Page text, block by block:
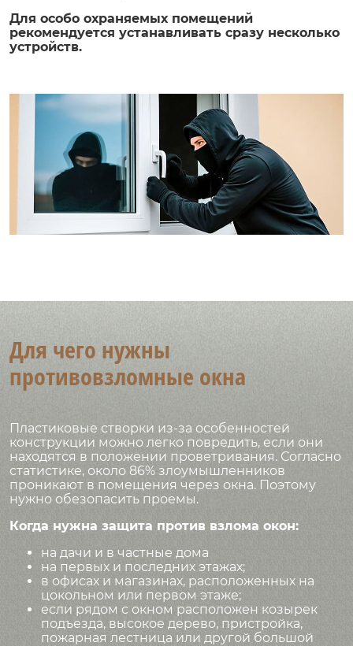
Для особо охраняемых помещений
рекомендуется устанавливать сразу несколько
устройств.
Для чего нужны
противовзломные окна
Пластиковые створки из-за особенностей
конструкции можно легко повредить, если они
находятся в положении проветривания. Согласно
статистике, около 86% злоумышленников
проникают в помещения через окна. Поэтому
нужно обезопасить проемы.
Когда нужна защита против взлома окон:
на дачи и в частные дома
на первых и последних этажах;
в офисах и магазинах, расположенных на
цокольном или первом этаже;
если рядом с окном расположен козырек
подъезда, высокое дерево, пристройка,
пожарная лестница или другой большой